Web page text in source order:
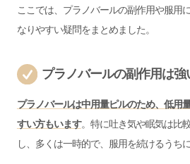
ここでは、プラノバールの副作用や服用
なりやすい疑問をまとめました。
プラノバールの副作用は強
プラノバールは中用量ピルのため、低用
すい方もいます。特に吐き気や眠気は比
し、多くは一時的で、服用を続けるうち